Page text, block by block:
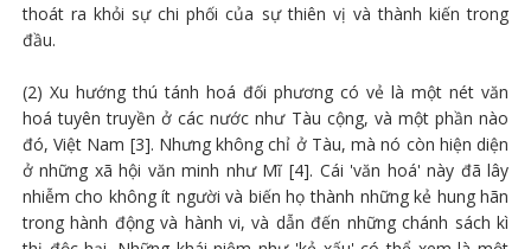
thoát ra khỏi sự chi phối của sự thiên vị và thành kiến trong
đầu.
(2) Xu hướng thú tánh hoá đối phương có vẻ là một nét văn
hoá tuyên truyền ở các nước như Tàu cộng, và một phần nào
đó, Việt Nam [3]. Nhưng không chỉ ở Tàu, mà nó còn hiện diện
ở những xã hội văn minh như Mĩ [4]. Cái 'văn hoá' này đã lây
nhiễm cho không ít người và biến họ thành những kẻ hung hãn
trong hành động và hành vi, và dẫn đến những chánh sách kì